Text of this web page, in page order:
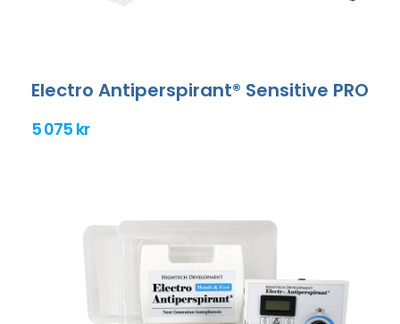
Electro Antiperspirant® Sensitive PRO
5 075 kr